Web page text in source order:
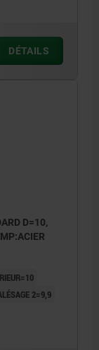
DÉTAILS
D=10,
2=9,9